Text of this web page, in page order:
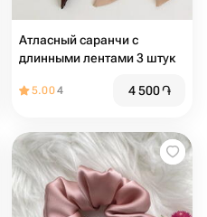
Атласный саранчи с
длинными лентами 3 штук
5.004 4 500֏